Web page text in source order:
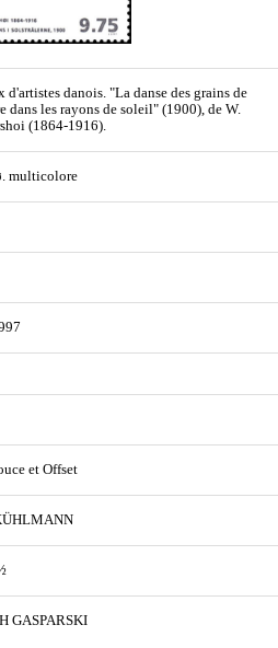
d'artistes danois. "La danse des grains de
dans les rayons de soleil" (1900), de W.
(1864-1916).
multicolore
et Offset
GASPARSKI